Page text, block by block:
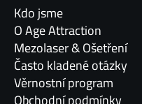
Kdo jsme
O Age Attraction
Mezolaser & Ošetření
Často kladené otázky
Věrnostní program